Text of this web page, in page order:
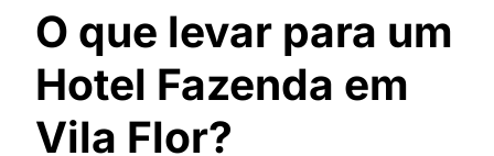
O que levar para um
Hotel Fazenda em
Vila Flor?